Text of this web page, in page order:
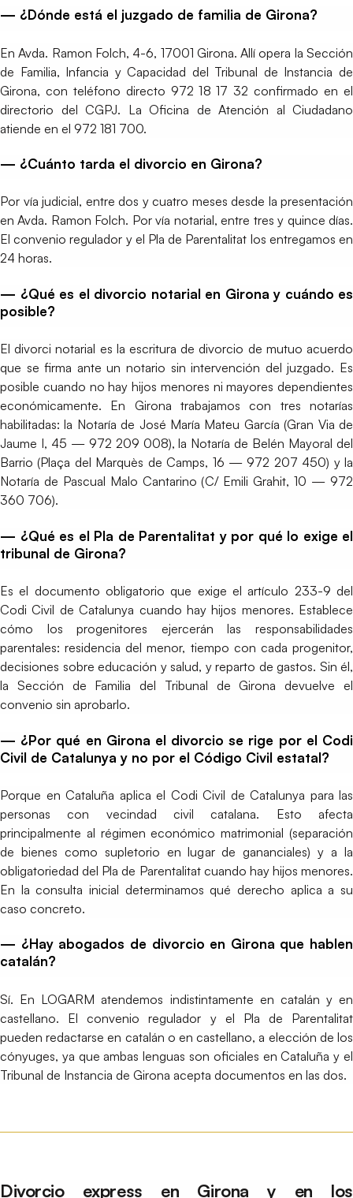
— ¿Dónde está el juzgado de familia de Girona?
En Avda. Ramon Folch, 4-6, 17001 Girona. Allí opera la Sección
de Familia, Infancia y Capacidad del Tribunal de Instancia de
Girona, con teléfono directo 972 18 17 32 confirmado en el
directorio del CGPJ. La Oficina de Atención al Ciudadano
atiende en el 972 181 700.
— ¿Cuánto tarda el divorcio en Girona?
Por vía judicial, entre dos y cuatro meses desde la presentación
en Avda. Ramon Folch. Por vía notarial, entre tres y quince días.
El convenio regulador y el Pla de Parentalitat los entregamos en
24 horas.
— ¿Qué es el divorcio notarial en Girona y cuándo es
posible?
El divorci notarial es la escritura de divorcio de mutuo acuerdo
que se firma ante un notario sin intervención del juzgado. Es
posible cuando no hay hijos menores ni mayores dependientes
económicamente. En Girona trabajamos con tres notarías
habilitadas: la Notaría de José María Mateu García (Gran Via de
Jaume I, 45 — 972 209 008), la Notaría de Belén Mayoral del
Barrio (Plaça del Marquès de Camps, 16 — 972 207 450) y la
Notaría de Pascual Malo Cantarino (C/ Emili Grahit, 10 — 972
360 706).
— ¿Qué es el Pla de Parentalitat y por qué lo exige el
tribunal de Girona?
Es el documento obligatorio que exige el artículo 233-9 del
Codi Civil de Catalunya cuando hay hijos menores. Establece
cómo los progenitores ejercerán las responsabilidades
parentales: residencia del menor, tiempo con cada progenitor,
decisiones sobre educación y salud, y reparto de gastos. Sin él,
la Sección de Familia del Tribunal de Girona devuelve el
convenio sin aprobarlo.
— ¿Por qué en Girona el divorcio se rige por el Codi
Civil de Catalunya y no por el Código Civil estatal?
Porque en Cataluña aplica el Codi Civil de Catalunya para las
personas con vecindad civil catalana. Esto afecta
principalmente al régimen económico matrimonial (separación
de bienes como supletorio en lugar de gananciales) y a la
obligatoriedad del Pla de Parentalitat cuando hay hijos menores.
En la consulta inicial determinamos qué derecho aplica a su
caso concreto.
— ¿Hay abogados de divorcio en Girona que hablen
catalán?
Sí. En LOGARM atendemos indistintamente en catalán y en
castellano. El convenio regulador y el Pla de Parentalitat
pueden redactarse en catalán o en castellano, a elección de los
cónyuges, ya que ambas lenguas son oficiales en Cataluña y el
Tribunal de Instancia de Girona acepta documentos en las dos.
Divorcio express en Girona y en los